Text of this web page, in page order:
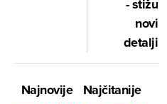
- stižu
novi
detalji
Najnovije
Najčitanije